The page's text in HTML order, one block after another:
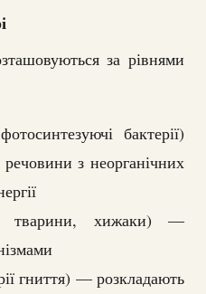
за рівнями
бактерії)
з неорганічних
тварини, хижаки) —
гниття) — розкладають